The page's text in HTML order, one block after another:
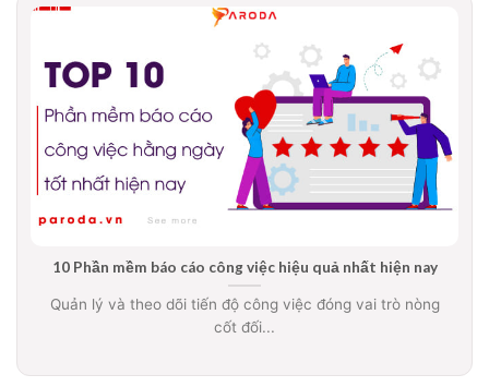
10 Phần mềm báo cáo công việc hiệu quả nhất hiện nay
Quản lý và theo dõi tiến độ công việc đóng vai trò nòng
cốt đối...